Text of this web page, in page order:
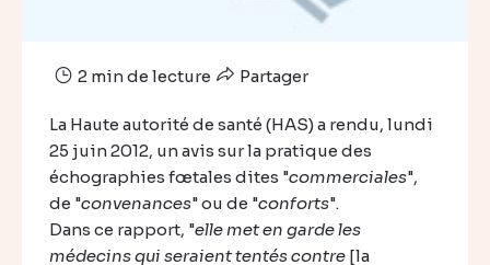
2 min de lecture Partager
La Haute autorité de santé (HAS) a rendu, lundi
25 juin 2012, un avis sur la pratique des
échographies fœtales dites "commerciales",
de "convenances" ou de "conforts".
Dans ce rapport, "elle met en garde les
médecins qui seraient tentés contre [la